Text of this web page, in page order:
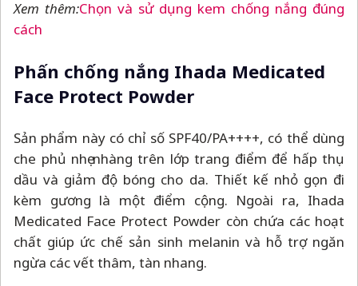
Xem thêm:Chọn và sử dụng kem chống nắng đúng
cách
Phấn chống nắng Ihada Medicated
Face Protect Powder
Sản phẩm này có chỉ số SPF40/PA++++, có thể dùng
che phủ nhẹ nhàng trên lớp trang điểm để hấp thụ
dầu và giảm độ bóng cho da. Thiết kế nhỏ gọn đi
kèm gương là một điểm cộng. Ngoài ra, Ihada
Medicated Face Protect Powder còn chứa các hoạt
chất giúp ức chế sản sinh melanin và hỗ trợ ngăn
ngừa các vết thâm, tàn nhang.